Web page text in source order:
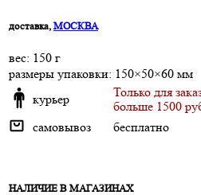
доставка, МОСКВА
веc: 150 г
размеры упаковки: 150×50×60 мм
курьер
Только для
больше 1500
самовывоз
бесплатно
НАЛИЧИЕ В МАГАЗИНАХ